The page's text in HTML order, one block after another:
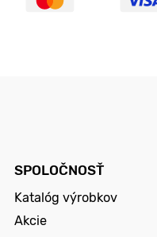
SPOLOČNOSŤ
Katalóg výrobkov
Akcie